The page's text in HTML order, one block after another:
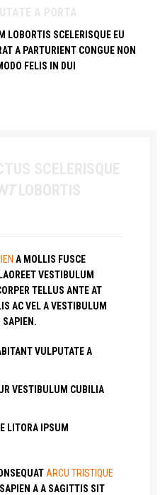
LOBORTIS SCELERISQUE EU
A PARTURIENT CONGUE NON
FELIS IN DUI
A MOLLIS FUSCE
VESTIBULUM
TELLUS ANTE AT
AC VEL A VESTIBULUM
SAPIEN.
VULPUTATE A
VESTIBULUM CUBILIA
LITORA IPSUM
ARCU TRISTIQUE
A A SAGITTIS SIT